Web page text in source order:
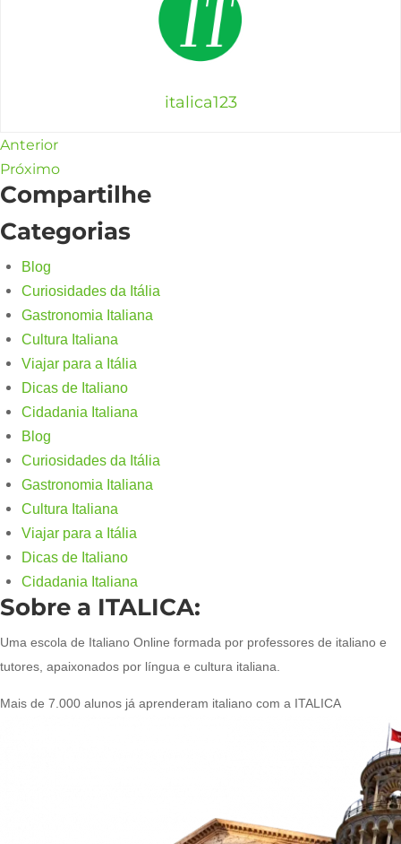
italica123
Anterior
Próximo
Compartilhe
Categorias
Blog
Curiosidades da Itália
Gastronomia Italiana
Cultura Italiana
Viajar para a Itália
Dicas de Italiano
Cidadania Italiana
Blog
Curiosidades da Itália
Gastronomia Italiana
Cultura Italiana
Viajar para a Itália
Dicas de Italiano
Cidadania Italiana
Sobre a ITALICA:
Uma escola de Italiano Online formada por professores de italiano e
tutores, apaixonados por língua e cultura italiana.
Mais de 7.000 alunos já aprenderam italiano com a ITALICA